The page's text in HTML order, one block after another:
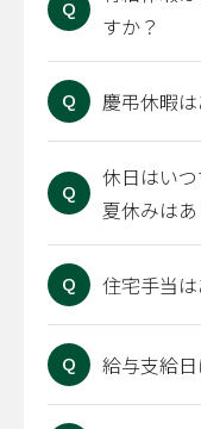
Q
すか？
Q 慶弔休暇
Q
休日はいつ
夏休みは
Q 住宅手当
Q 給与支給